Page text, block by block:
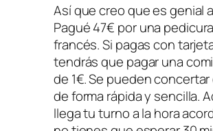
Así que creo que es genial
Pagué 47€ por una
francés. Si pagas con
tendrás que pagar una
de 1€. Se pueden
de forma rápida y sencilla.
llega tu turno a la hora